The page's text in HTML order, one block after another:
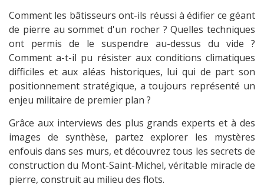
Comment les bâtisseurs ont-ils réussi à édifier ce géant
de pierre au sommet d'un rocher ? Quelles techniques
ont permis de le suspendre au-dessus du vide ?
Comment a-t-il pu résister aux conditions climatiques
difficiles et aux aléas historiques, lui qui de part son
positionnement stratégique, a toujours représenté un
enjeu militaire de premier plan ?
Grâce aux interviews des plus grands experts et à des
images de synthèse, partez explorer les mystères
enfouis dans ses murs, et découvrez tous les secrets de
construction du Mont-Saint-Michel, véritable miracle de
pierre, construit au milieu des flots.